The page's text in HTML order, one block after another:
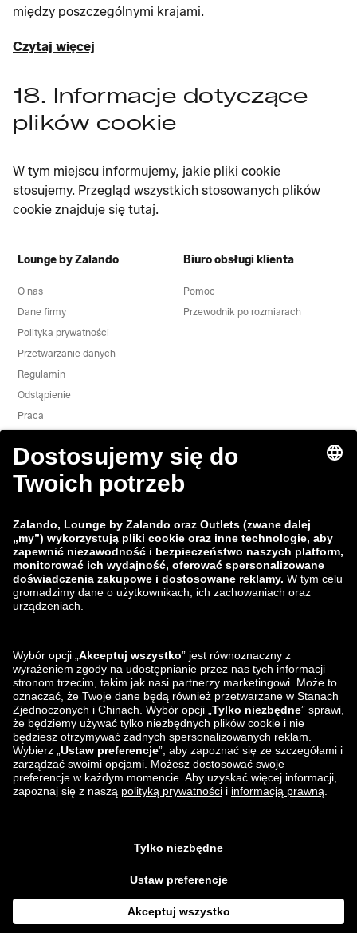
między poszczególnymi krajami.
Czytaj więcej
18. Informacje dotyczące
plików cookie
W tym miejscu informujemy, jakie pliki cookie
stosujemy. Przegląd wszystkich stosowanych plików
cookie znajduje się tutaj.
Lounge by Zalando
O nas
Dane firmy
Polityka prywatności
Przetwarzanie danych
Regulamin
Odstąpienie
Praca
Bezpieczeństwo Produktu
Biuro obsługi klienta
Pomoc
Przewodnik po rozmiarach
Grupa Zalando
Zalando
ABOUT YOU
Znajdziesz nas na
Wysyłka i nasi partnerzy
logistyczni
Aplikacja Lounge by Zalando
*W porównaniu z
podatek VAT; koszty pakowania i przetwarzania zamówienia nie są zawarte